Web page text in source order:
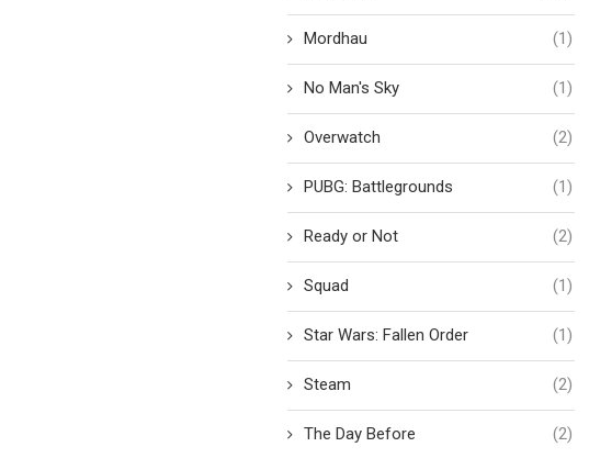
Mordhau (1)
No Man's Sky (1)
Overwatch (2)
PUBG: Battlegrounds (1)
Ready or Not (2)
Squad (1)
Star Wars: Fallen Order (1)
Steam (2)
The Day Before (2)